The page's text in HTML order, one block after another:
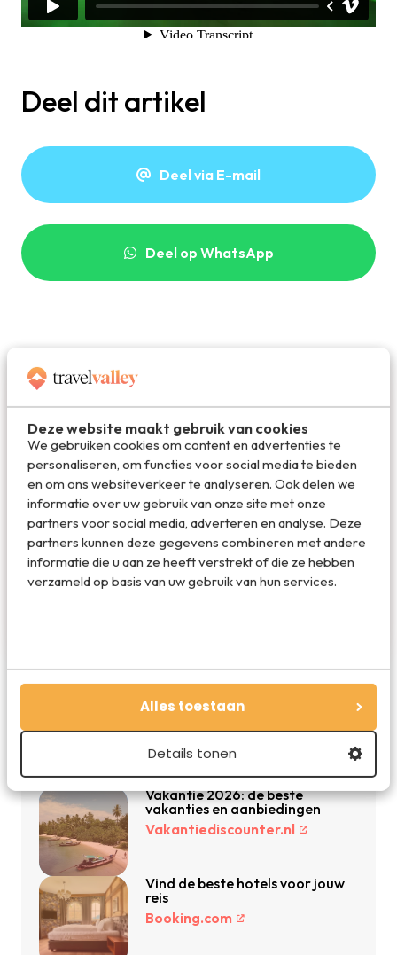
Deze website maakt gebruik van cookies
We gebruiken cookies om content en advertenties te
personaliseren, om functies voor social media te bieden
en om ons websiteverkeer te analyseren. Ook delen we
informatie over uw gebruik van onze site met onze
partners voor social media, adverteren en analyse. Deze
partners kunnen deze gegevens combineren met andere
informatie die u aan ze heeft verstrekt of die ze hebben
verzameld op basis van uw gebruik van hun services.
Alles toestaan
Details tonen
Deel dit artikel
Deel via E-mail
Deel op WhatsApp
Redactie Travelvalley
De redactie van Travelvalley houd je op de
hoogte van reisnieuws en trends in de reiswereld.
Volg ons ook via TikTok, Facebook en Instagram
De beste reisdeals van dit moment
Vakantie 2026: de beste
vakanties en aanbiedingen
Vakantiediscounter.nl
Vind de beste hotels voor jouw
reis
Booking.com